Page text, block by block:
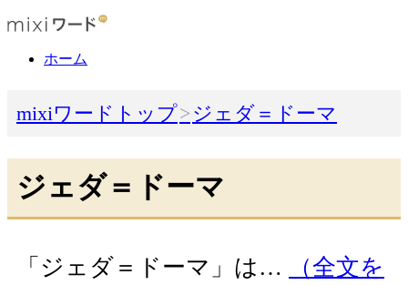
ホーム
mixiワードトップ ジェダ＝ドーマ
ジェダ＝ドーマ
「ジェダ＝ドーマ」は…
（全文を